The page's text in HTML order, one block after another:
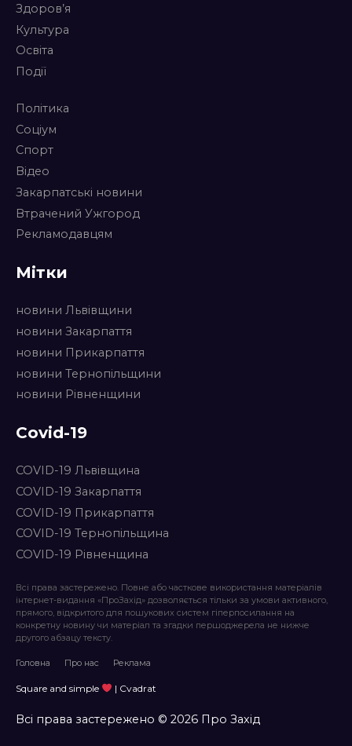
Здоров’я
Культура
Освіта
Події
Політика
Соціум
Спорт
Відео
Закарпатські новини
Втрачений Ужгород
Рекламодавцям
Мітки
новини Львівщини
новини Закарпаття
новини Прикарпаття
новини Тернопільщини
новини Рівненщини
Covid-19
COVID-19 Львівщина
COVID-19 Закарпаття
COVID-19 Прикарпаття
COVID-19 Тернопільщина
COVID-19 Рівненщина
Всі права застережено. Повне або часткове використання матеріалів
інтернет-видання «ПроЗахід» дозволяється тільки за умови активного,
прямого, відкритого для пошукових систем гіперпосилання на
конкретну новину чи матеріал та згадки першоджерела не нижче
другого абзацу тексту.
Головна Про нас Реклама
Square and simple | Cvadrat
Всі права застережено © 2026 Про Захід